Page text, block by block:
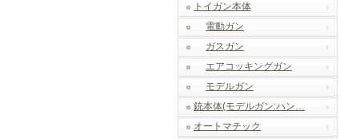
トイガン本体
電動ガン
ガスガン
エアコッキングガン
モデルガン
銃本体(モデルガン:ハン…
オートマチック